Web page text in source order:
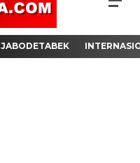
JABODETABEK